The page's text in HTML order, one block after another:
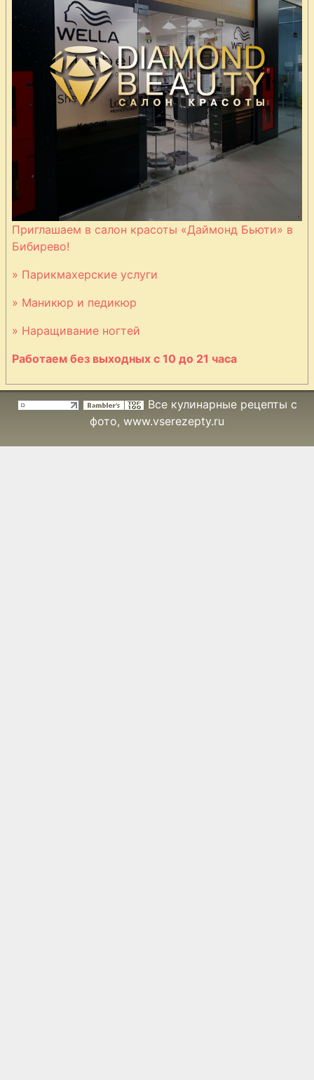
Приглашаем в салон красоты «Даймонд Бьюти» в
Бибирево!
» Парикмахерские услуги
» Маникюр и педикюр
» Наращивание ногтей
Работаем без выходных с 10 до 21 часа
Все кулинарные рецепты с
фото, www.vserezepty.ru